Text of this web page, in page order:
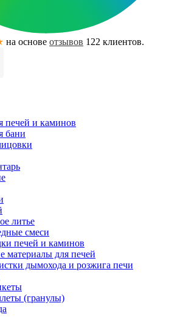
на основе отзывов 122 клиентов.
печей и каминов
бани
литье
смеси
печей и каминов
материалы для печей
дымохода и розжига печи
(гранулы)